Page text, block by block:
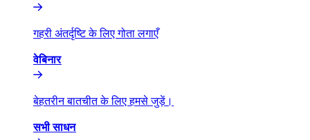
गहरी अंतर्दृष्टि के लिए गोता लगाएँ​​
वेबिनार​​
बेहतरीन बातचीत के लिए हमसे जुड़ें।​​
सभी साधन​​